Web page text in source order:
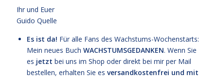
Ihr und Euer
Guido Quelle
Es ist da! Für alle Fans des Wachstums-Wochenstarts:
Mein neues Buch WACHSTUMSGEDANKEN. Wenn Sie
es jetzt bei uns im Shop oder direkt bei mir per Mail
bestellen, erhalten Sie es versandkostenfrei und mit